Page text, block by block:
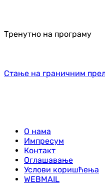
Тренутно на програму
Стање на граничним
О нама
Импресум
Контакт
Оглашавање
Услови коришћења
WEBMAIL